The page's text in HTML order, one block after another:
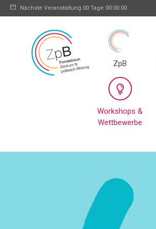
Nächste Veranstaltung 00 Tage 00:00:00
ZpB
Workshops &
Wettbewerbe